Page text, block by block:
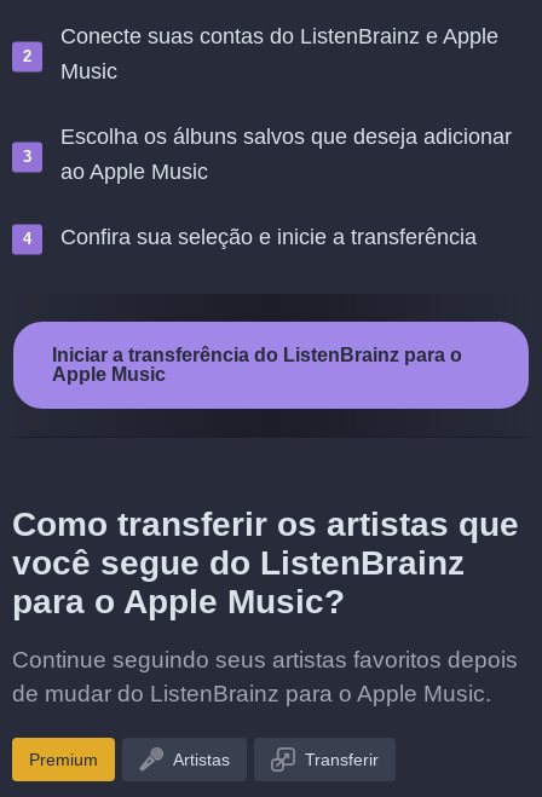
Conecte suas contas do ListenBrainz e Apple
Music
Escolha os álbuns salvos que deseja adicionar
ao Apple Music
Confira sua seleção e inicie a transferência
Iniciar a transferência do ListenBrainz para o
Apple Music
Como transferir os artistas que
você segue do ListenBrainz
para o Apple Music?
Continue seguindo seus artistas favoritos depois
de mudar do ListenBrainz para o Apple Music.
Premium Artistas Transferir